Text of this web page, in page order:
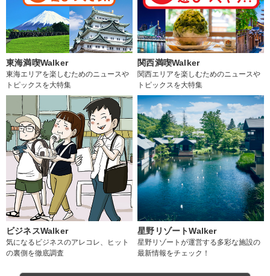
東海満喫Walker
東海エリアを楽しむためのニュースや
トピックスを大特集
関西満喫Walker
関西エリアを楽しむためのニュースや
トピックスを大特集
ビジネスWalker
気になるビジネスのアレコレ、ヒット
の裏側を徹底調査
星野リゾートWalker
星野リゾートが運営する多彩な施設の
最新情報をチェック！